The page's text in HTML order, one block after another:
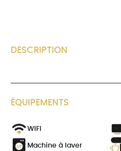
DESCRIPTION
ÉQUIPEMENTS
WIFI
Machine à laver